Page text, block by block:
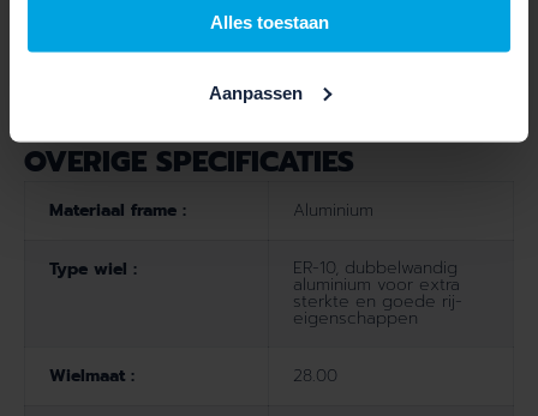
Alles toestaan
Aanpassen
OVERIGE SPECIFICATIES
Materiaal frame : Aluminium
Type wiel : ER-10, dubbelwandig
aluminium voor extra
sterkte en goede rij-
eigenschappen
Wielmaat : 28.00